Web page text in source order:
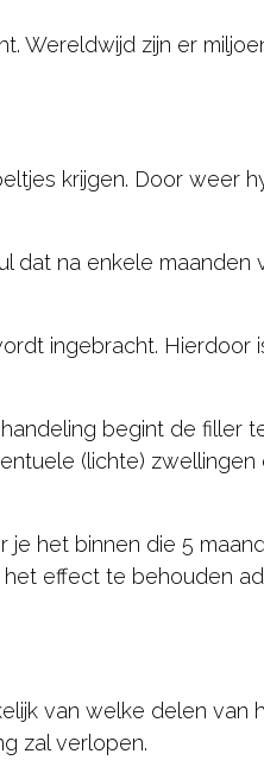
Wereldwijd zijn er
krijgen. Door weer
dat na enkele maanden
ingebracht. Hierdoor
begint de filler
(lichte) zwellingen
je het binnen die 5
effect te behouden
van welke delen van
zal verlopen.